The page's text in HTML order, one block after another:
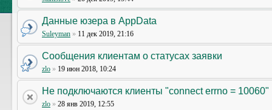
Данные юзера в AppData
Suleyman » 11 дек 2019, 21:16
Сообщения клиентам о статусах заявки
zlo » 19 июн 2018, 10:24
Не подключаются клиенты "connect errno = 10060"
zlo » 28 янв 2019, 12:55